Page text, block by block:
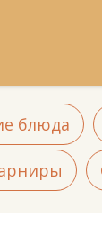
блюда